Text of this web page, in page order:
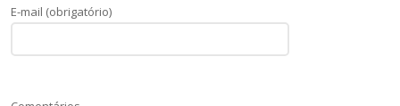
E-mail (obrigatório)